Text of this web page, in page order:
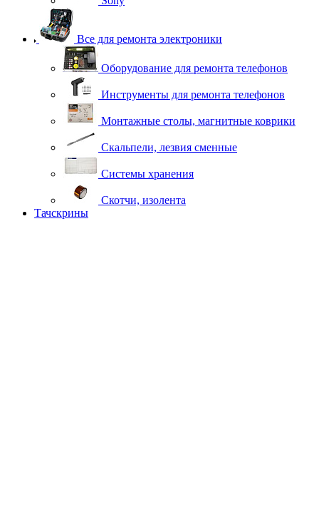
Все для ремонта электроники
Оборудование для ремонта телефонов
Инструменты для ремонта телефонов
Монтажные столы, магнитные коврики
Скальпели, лезвия сменные
Системы хранения
Скотчи, изолента
Тачскрины